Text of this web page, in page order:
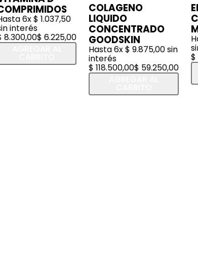
6x$ 1.037,50
interés
8.300,00$ 6.225,00
COLAGENO
LIQUIDO
CONCENTRADO
GOODSKIN
Hasta6x$ 9.875,00sin
interés
$ 118.500,00$ 59.250,00
$